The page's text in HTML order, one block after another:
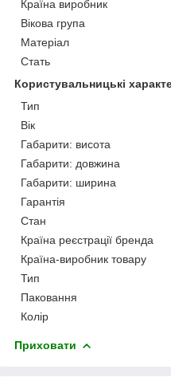
Країна виробник
Вікова група
Матеріал
Стать
Користувальницькі
Тип
Вік
Габарити: висота
Габарити: довжина
Габарити: ширина
Гарантія
Стан
Країна реєстрації бренда
Країна-виробник товару
Тип
Паковання
Колір
Приховати